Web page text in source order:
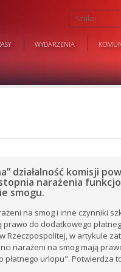
WYDARZENIA
działalność komisji
narażenia
smogu.
na smog i inne czynniki
prawo do dodatkowego
Rzeczpospolitej, w artykule
narażeni na smog mają
płatnego urlopu". Potwierdza